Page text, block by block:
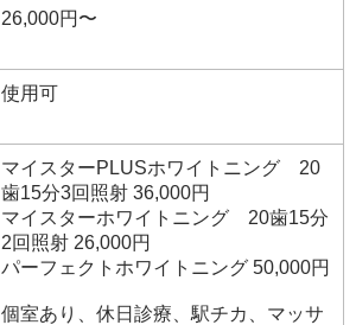
26,000円〜
使用可
マイスターPLUSホワイトニング 20
歯15分3回照射 36,000円
マイスターホワイトニング 20歯15分
2回照射 26,000円
パーフェクトホワイトニング 50,000円
個室あり、休日診療、駅チカ、マッサ